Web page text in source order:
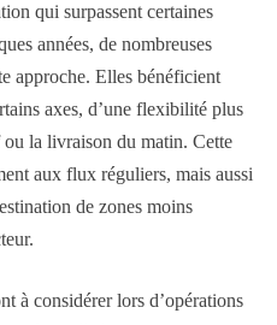
qui surpassent certaines
années, de nombreuses
approche. Elles bénéficient
axes, d’une flexibilité plus
la livraison du matin. Cette
aux flux réguliers, mais aussi
de zones moins
à considérer lors d’opérations